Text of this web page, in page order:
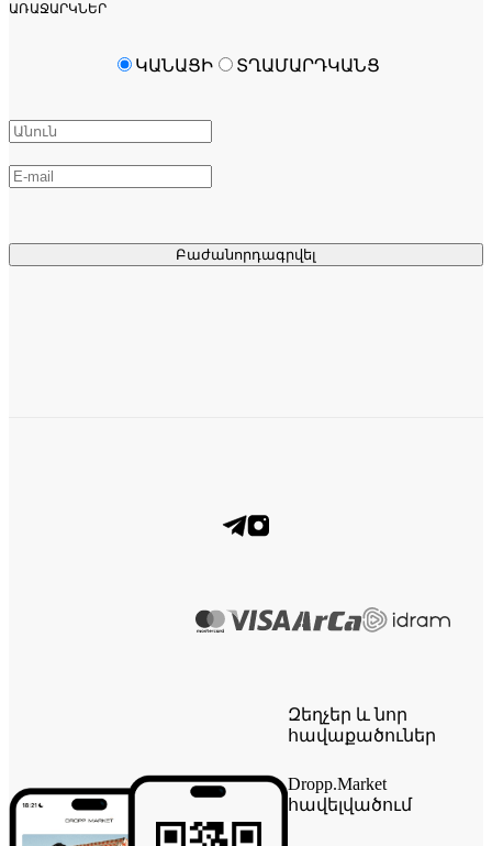
ՌԱՋԱՐԿՆԵՐ
Բաժանորդագրվել
ԿԱՆԱՑԻ ՏՂԱՄԱՐԴԿԱՆՑ
Զեղչեր և նոր
հավաքածուներ
Dropp.Market
հավելվածում